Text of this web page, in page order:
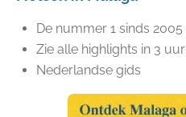
De nummer 1 sinds 2005
Zie alle highlights in 3 uur
Nederlandse gids